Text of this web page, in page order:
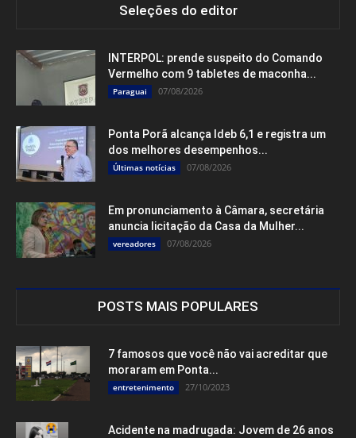
Seleções do editor
INTERPOL: prende suspeito do Comando
Vermelho com 9 tabletes de maconha...
Paraguai 07/08/2026
Ponta Porã alcança Ideb 6,1 e registra um
dos melhores desempenhos...
Últimas notícias 07/08/2026
Em pronunciamento à Câmara, secretária
anuncia licitação da Casa da Mulher...
vereadores 07/08/2026
POSTS MAIS POPULARES
7 famosos que você não vai acreditar que
moraram em Ponta...
entretenimento 27/10/2023
Acidente na madrugada: Jovem de 26 anos